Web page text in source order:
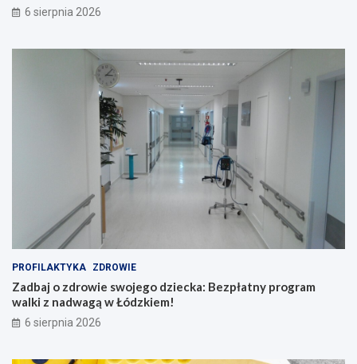
6 sierpnia 2026
PROFILAKTYKA ZDROWIE
Zadbaj o zdrowie swojego dziecka: Bezpłatny program
walki z nadwagą w Łódzkiem!
6 sierpnia 2026